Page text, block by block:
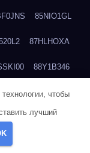
85NIO1GL
87HLHOXA
88Y1B346
8A6B5EEP
8BZT9YKF
чтобы
лучший